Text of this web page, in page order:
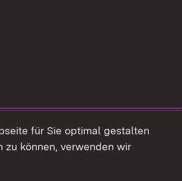
für Sie optimal gestalten
zu können, verwenden wir